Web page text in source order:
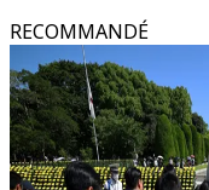
RECOMMANDÉ